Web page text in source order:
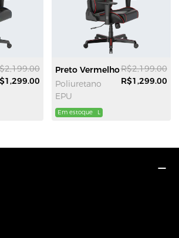
Preto Vermelho
Poliuretano
EPU
R$2,199.00
R$1,299.00
Em estoque L